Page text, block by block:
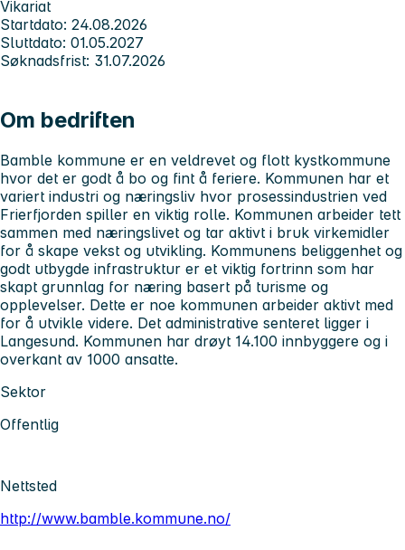
Vikariat
Startdato: 24.08.2026
Sluttdato: 01.05.2027
Søknadsfrist: 31.07.2026
Om bedriften
Bamble kommune er en veldrevet og flott kystkommune
hvor det er godt å bo og fint å feriere. Kommunen har et
variert industri og næringsliv hvor prosessindustrien ved
Frierfjorden spiller en viktig rolle. Kommunen arbeider tett
sammen med næringslivet og tar aktivt i bruk virkemidler
for å skape vekst og utvikling. Kommunens beliggenhet og
godt utbygde infrastruktur er et viktig fortrinn som har
skapt grunnlag for næring basert på turisme og
opplevelser. Dette er noe kommunen arbeider aktivt med
for å utvikle videre. Det administrative senteret ligger i
Langesund. Kommunen har drøyt 14.100 innbyggere og i
overkant av 1000 ansatte.
Sektor
Offentlig
Nettsted
http://www.bamble.kommune.no/